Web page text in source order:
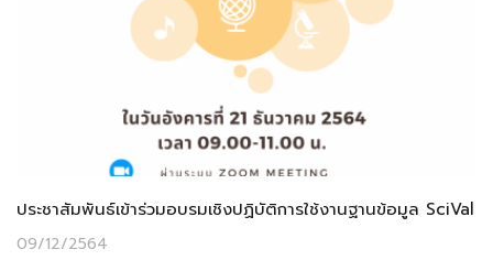
ประชาสัมพันธ์เข้าร่วมอบรมเชิงปฏิบัติการใช้งานฐานข้อมูล SciVal
09/12/2564